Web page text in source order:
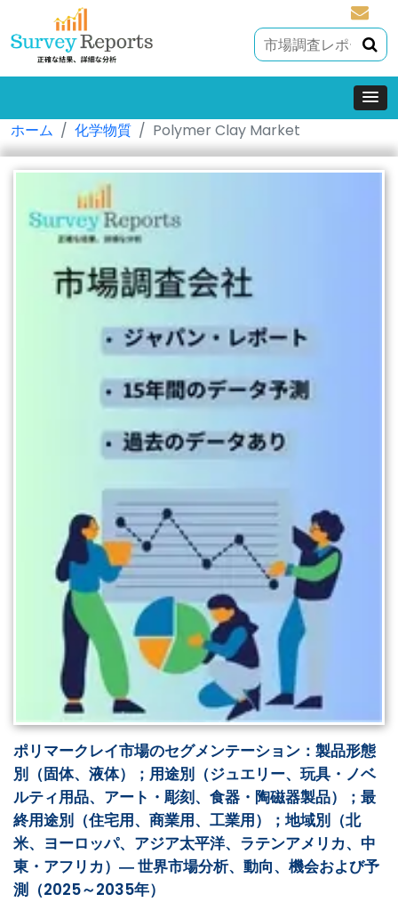
ホーム 化学物質 Polymer Clay Market
ポリマークレイ市場のセグメンテーション：製品形態
別（固体、液体）；用途別（ジュエリー、玩具・ノベ
ルティ用品、アート・彫刻、食器・陶磁器製品）；最
終用途別（住宅用、商業用、工業用）；地域別（北
米、ヨーロッパ、アジア太平洋、ラテンアメリカ、中
東・アフリカ）― 世界市場分析、動向、機会および予
測（2025～2035年）